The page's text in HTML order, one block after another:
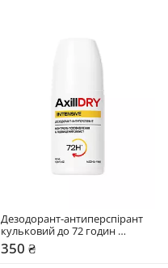
Дезодорант-антиперспірант
кульковий до 72 годин
350 ₴